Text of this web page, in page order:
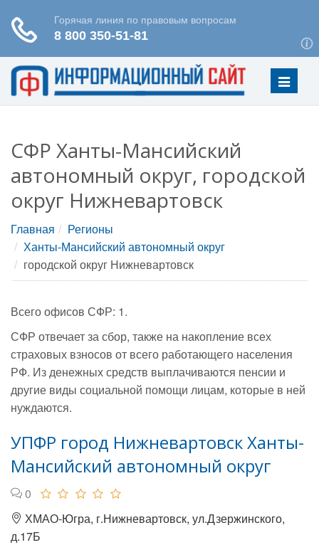
Меню
СФР Ханты-Мансийский
автономный округ, городской
округ Нижневартовск
Главная
Регионы
Ханты-Мансийский автономный округ
городской округ Нижневартовск
Всего офисов СФР: 1.
СФР отвечает за сбор, также на накопление всех
страховых взносов от всего работающего населения
РФ. Из денежных средств выплачиваются пенсии и
другие виды социальной помощи лицам, которые в ней
нуждаются.
УПФР город Нижневартовск Ханты-
Мансийский автономный округ
0
ХМАО-Югра, г.Нижневартовск, ул.Дзержинского,
д.17Б